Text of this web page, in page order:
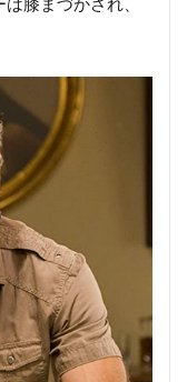
膝まづかされ、